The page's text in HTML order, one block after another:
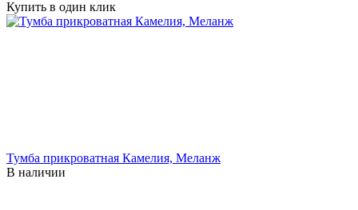
Купить в один клик
Тумба прикроватная Камелия, Меланж
В наличии